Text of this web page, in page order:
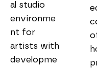
al studio
environme
nt for
artists with
developme